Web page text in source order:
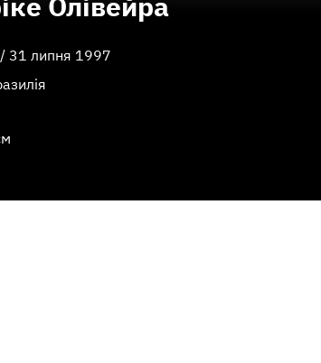
31 липня 1997